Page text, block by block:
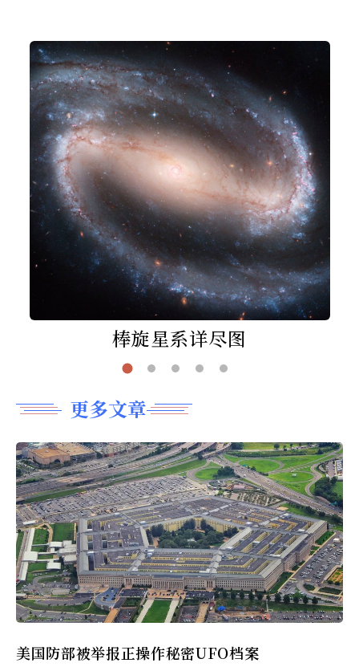
棒旋星系详尽图
更多文章
美国防部被举报正操作秘密UFO档案